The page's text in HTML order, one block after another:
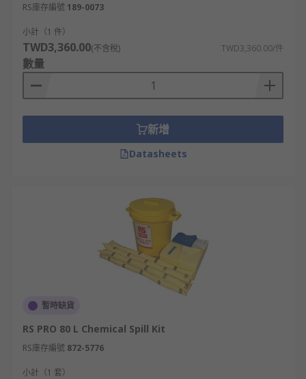
RS庫存編號 189-0073
小計（1 件）
TWD3,360.00(不含稅) TWD3,360.00/件
數量
新增
Datasheets
暫時缺貨
RS PRO 80 L Chemical Spill Kit
RS庫存編號 872-5776
小計（1 套）